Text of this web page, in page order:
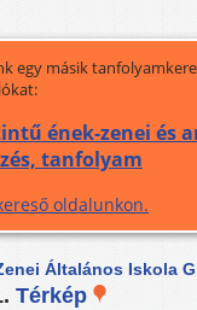
egy másik
ének-zenei és
tanfolyam
oldalunkon.
Általános Iskola
Térkép